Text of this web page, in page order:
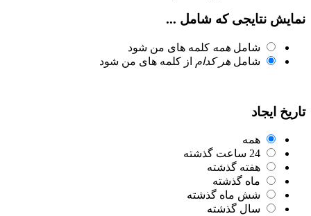
نمایش نتایجی که شامل ...
شامل همه کلمه های من شود
شامل هر کدام از کلمه های من شود
تاریخ ایجاد
همه
24 ساعت گذشته
هفته گذشته
ماه گذشته
شش ماه گذشته
سال گذشته